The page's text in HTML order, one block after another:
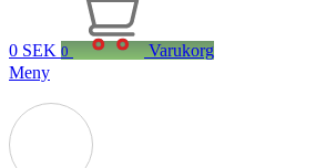
0 SEK 0
Varukorg
Meny